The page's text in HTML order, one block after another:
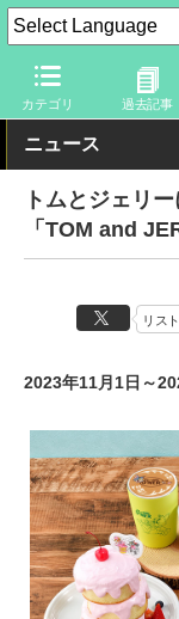
カテゴリ 過去記事
トラベル Watch 旅
ニュース
トムとジェリ
「TOM and
リスト
2023年11月1日～